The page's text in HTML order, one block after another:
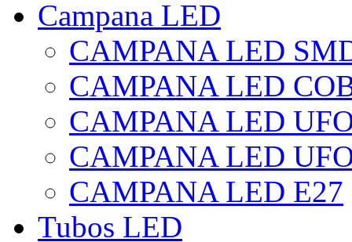
Campana LED
CAMPANA LED
CAMPANA LED
CAMPANA LED
CAMPANA LED
CAMPANA LED E27
Tubos LED